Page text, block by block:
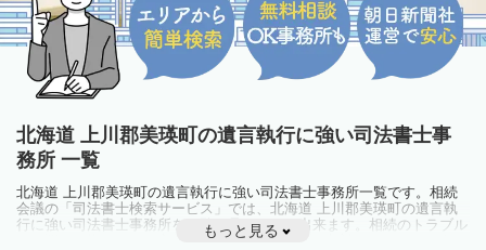
北海道 上川郡美瑛町の遺言執行に強い司法書士事
務所 一覧
北海道 上川郡美瑛町の遺言執行に強い司法書士事務所一覧です。相続
会議の「司法書士検索サービス」では、北海道 上川郡美瑛町の遺言執
行に強い司法書士事務所を一覧で見ることが出来ます。相続のトラブル
やお悩みを抱えている方は一度近隣の司法書士に相談してみましょう。
もっと見る